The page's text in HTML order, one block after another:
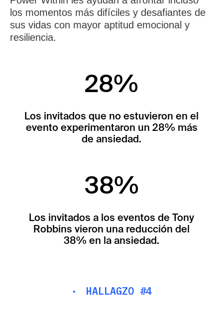
los momentos más difíciles y desafiantes de
sus vidas con mayor aptitud emocional y
resiliencia.
28%
Los invitados que no estuvieron en el
evento experimentaron un 28% más
de ansiedad.
38%
Los invitados a los eventos de Tony
Robbins vieron una reducción del
38% en la ansiedad.
· HALLAGZO #4